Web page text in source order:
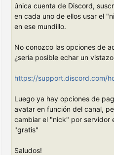
única cuenta de Discord,
en cada uno de ellos usar el
en ese mundillo.
No conozco las opciones de
¿sería posible echar un
https://support.discord.com/
Luego ya hay opciones de
avatar en función del canal,
cambiar el "nick" por servidor
"gratis"
Saludos!